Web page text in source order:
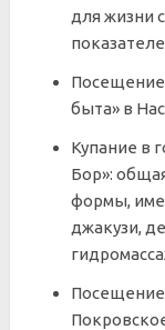
для жизни
Посещение
быта» в
Купание в
Бор»:
формы,
джакузи,
Посещение